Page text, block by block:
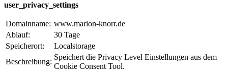
user_privacy_settings
Domainname: www.marion-knorr.de
Ablauf:
30 Tage
Speicherort:
Localstorage
Beschreibung:
Speichert die Privacy Level Einstellungen aus dem
Cookie Consent Tool.